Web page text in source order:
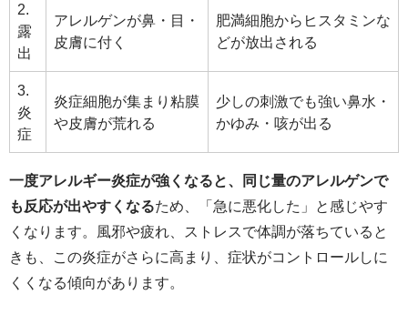
2.
露
出
アレルゲンが鼻・目・
皮膚に付く
肥満細胞からヒスタミンな
どが放出される
3.
炎
症
炎症細胞が集まり粘膜
や皮膚が荒れる
少しの刺激でも強い鼻水・
かゆみ・咳が出る
一度アレルギー炎症が強くなると、同じ量のアレルゲンで
も反応が出やすくなるため、「急に悪化した」と感じやす
くなります。風邪や疲れ、ストレスで体調が落ちていると
きも、この炎症がさらに高まり、症状がコントロールしに
くくなる傾向があります。